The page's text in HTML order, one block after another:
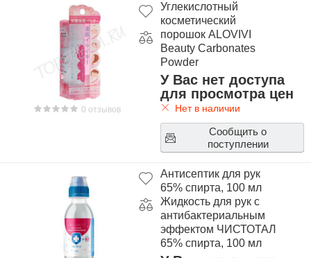
0 отзывов
Углекислотный
косметический
порошок ALOVIVI
Beauty Carbonates
Powder
У Вас нет доступа
для просмотра цен
Нет в наличии
Сообщить о
поступлении
Антисептик для рук
65% спирта, 100 мл
Жидкость для рук с
антибактериальным
эффектом ЧИСТОТАЛ
65% спирта, 100 мл